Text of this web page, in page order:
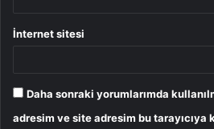
İnternet sitesi
Daha sonraki yorumlarımda
adresim ve site adresim bu tarayıcıya